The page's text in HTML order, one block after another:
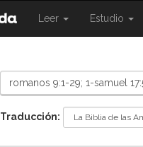
Leer
{{
Estudio
{{
Traducción: